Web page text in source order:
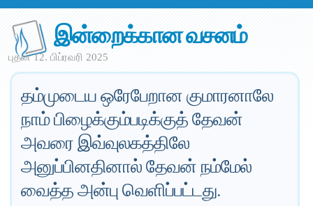
இன்றைக்கான வசனம்
புதன் 12. பிப்ரவரி 2025
தம்முடைய ஒரேபேறான குமாரனாலே
நாம் பிழைக்கும்படிக்குத் தேவன்
அவரை இவ்வுலகத்திலே
அனுப்பினதினால் தேவன் நம்மேல்
வைத்த அன்பு வெளிப்பட்டது.